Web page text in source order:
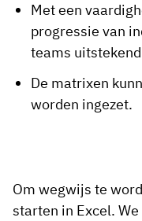
Met een
progressie van
teams
De matrixen
worden ingezet.
Om wegwijs te
starten in Excel. We